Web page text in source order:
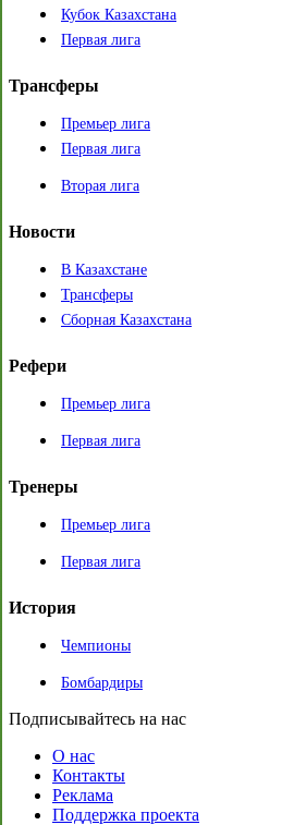
Кубок Казахстана
Первая лига
Трансферы
Премьер лига
Первая лига
Вторая лига
Новости
В Казахстане
Трансферы
Сборная Казахстана
Рефери
Премьер лига
Первая лига
Тренеры
Премьер лига
Первая лига
История
Чемпионы
Бомбардиры
Подписывайтесь на нас
О нас
Контакты
Реклама
Поддержка проекта